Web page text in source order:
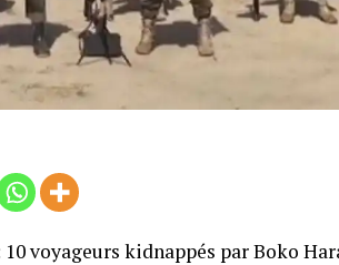
voyageurs kidnappés par Boko